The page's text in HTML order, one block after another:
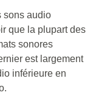
sons audio
que la plupart des
sonores
est largement
inférieure en